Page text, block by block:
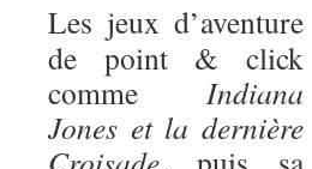
Les jeux d’aventure
de point & click
comme Indiana
Jones et la dernière